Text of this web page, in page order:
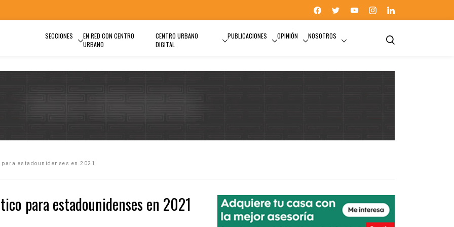
SECCIONES
EN RED CON CENTRO
URBANO
CENTRO URBANO
DIGITAL
PUBLICACIONES OPINIÓN NOSOTROS
estadounidenses en 2021
para estadounidenses en 2021